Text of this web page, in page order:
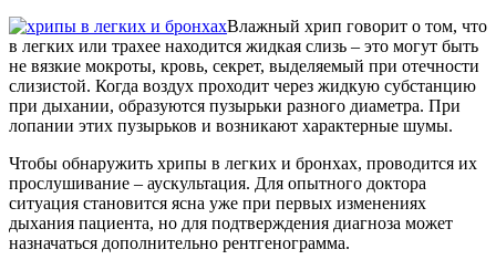
Влажный хрип говорит о том, что
в легких или трахее находится жидкая слизь – это могут быть
не вязкие мокроты, кровь, секрет, выделяемый при отечности
слизистой. Когда воздух проходит через жидкую субстанцию
при дыхании, образуются пузырьки разного диаметра. При
лопании этих пузырьков и возникают характерные шумы.
Чтобы обнаружить хрипы в легких и бронхах, проводится их
прослушивание – аускультация. Для опытного доктора
ситуация становится ясна уже при первых изменениях
дыхания пациента, но для подтверждения диагноза может
назначаться дополнительно рентгенограмма.